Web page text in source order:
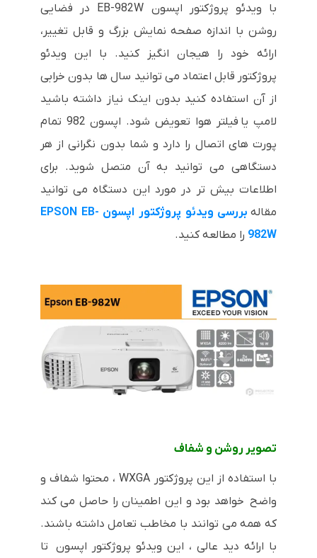
با ویدئو پروژکتور اپسون EB-982W در فضایی
روشن با اندازه صفحه نمایش بزرگ و قابل تغییر،
ارائه خود را هیجان انگیز کنید. با این ویدئو
پروژکتور قابل اعتماد می توانید سال ها بدون خرابی
از آن استفاده کنید بدون اینک نیاز داشته باشید
لامپ یا فیلتر هوا تعویض شود. اپسون 982 تمام
پورت های اتصال را دارد و شما بدون نگرانی از هر
دستگاهی می توانید به آن متصل شوید. برای
اطلاعات بیش تر در مورد این دستگاه می توانید
مقاله
بررسی ویدئو پروژکتور اپسون EPSON EB-
982W را مطالعه کنید.
تصویر روشن و شفاف
با استفاده از این پروژکتور WXGA ، محتوا شفاف و
واضح خواهد بود و این اطمینان را حاصل می کند
که همه می توانند با مخاطب تعامل داشته باشند.
با ارائه دید عالی ، این ویدئو پروژکتور اپسون تا